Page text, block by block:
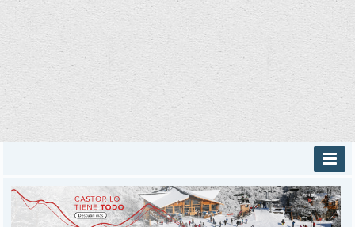
INICIO
PROVINCIALES